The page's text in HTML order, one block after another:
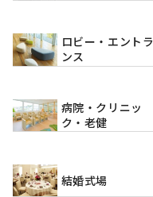
ロビー・エントラ
ンス
病院・クリニッ
ク・老健
結婚式場